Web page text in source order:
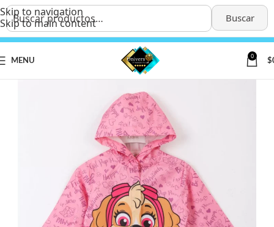
Buscar
Skip to navigation
Skip to main content
MENU
0
$